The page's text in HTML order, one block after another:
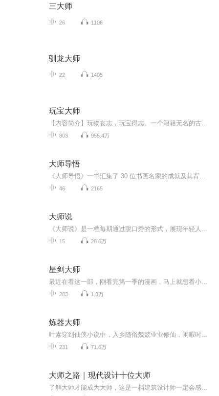
三大师
26 1106
驯龙大师
22 1405
玩宝大师
803 955.4万
大师导悟
46 2165
大师说
15 28.6万
星剑大师
283 1.3万
炼器大师
231 71.6万
大师之路｜现代设计十位大师